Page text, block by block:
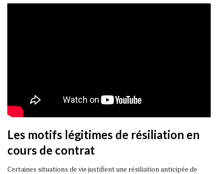
Les motifs légitimes de résiliation en
cours de contrat
Certaines situations de vie justifient une résiliation anticipée de